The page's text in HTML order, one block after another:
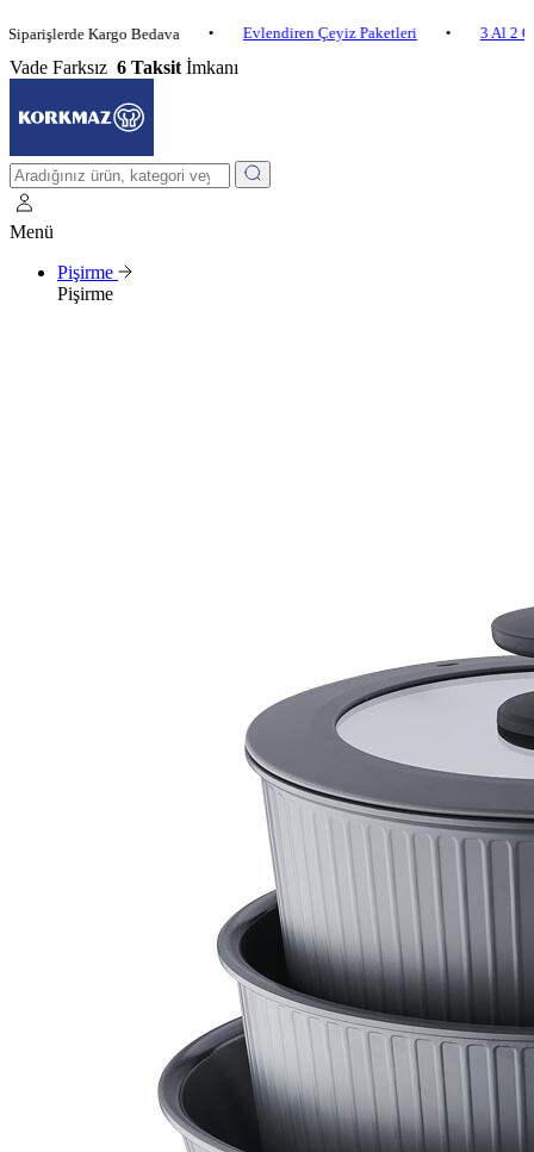
Kargo Bedava • Evlendiren Çeyiz Paketleri • 3 Al 2 Öde •
Vade Farksız 6 Taksit İmkanı
Menü
Pişirme
Pişirme